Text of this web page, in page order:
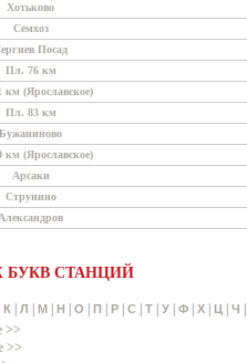
Хотьково
Семхоз
Посад
Пл. 76 км
км (Ярославское)
Пл. 83 км
Бужаниново
км (Ярославское)
Арсаки
Струнино
Александров
БУКВ СТАНЦИЙ
К Л М Н О П Р С Т У Ф Х Ц Ч
>>
>>